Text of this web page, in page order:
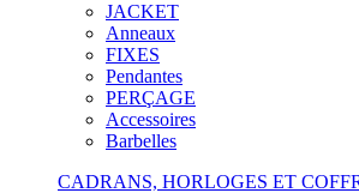
JACKET
Anneaux
FIXES
Pendantes
PERÇAGE
Accessoires
Barbelles
CADRANS, HORLOGES ET